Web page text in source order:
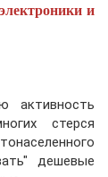
и
активность
стерся
дешевые